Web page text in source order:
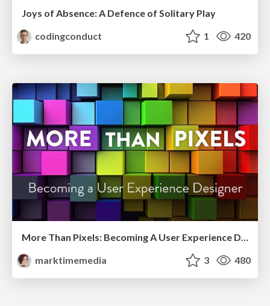
Joys of Absence: A Defence of Solitary Play
codingconduct
1 420
More Than Pixels: Becoming A User Experience Designer
marktimemedia
3 480